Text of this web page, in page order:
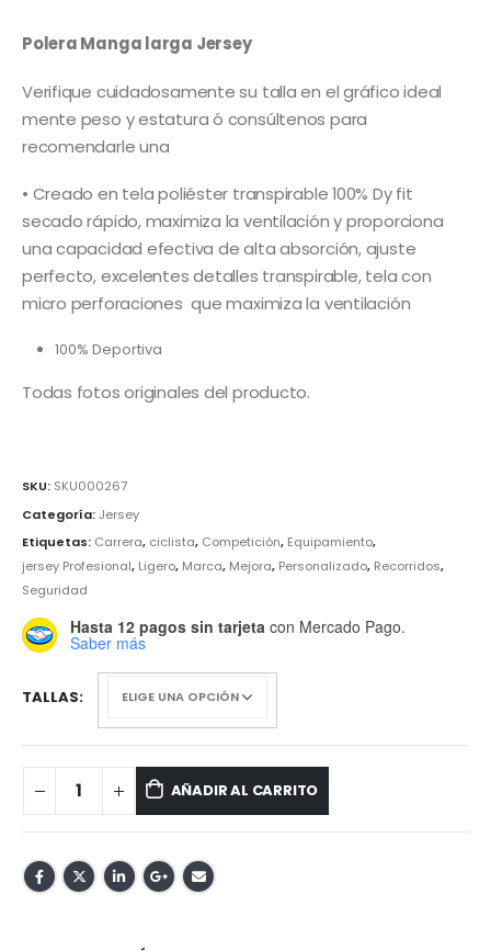
Polera Manga larga Jersey
Verifique cuidadosamente su talla en el gráfico ideal
mente peso y estatura ó consúltenos para
recomendarle una
• Creado en tela poliéster transpirable 100% Dy fit
secado rápido, maximiza la ventilación y proporciona
una capacidad efectiva de alta absorción, ajuste
perfecto, excelentes detalles transpirable, tela con
micro perforaciones que maximiza la ventilación
100% Deportiva
Todas fotos originales del producto.
SKU: SKU000267
Categoría:Jersey
Etiquetas: Carrera, ciclista, Competición, Equipamiento,
jersey Profesional, Ligero, Marca, Mejora, Personalizado, Recorridos,
Seguridad
Hasta 12 pagos sin tarjeta con Mercado Pago.
Saber más
TALLAS
AÑADIR AL CARRITO